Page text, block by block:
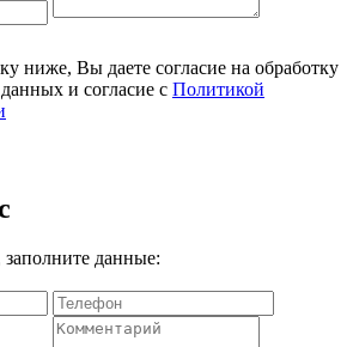
ниже, Вы даете согласие на обработку
и согласие с Политикой
заполните данные: